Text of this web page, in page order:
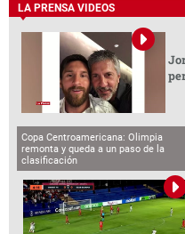
LA PRENSA VIDEOS
Copa Centroamericana: Olimpia
remonta y queda a un paso de la
clasificación